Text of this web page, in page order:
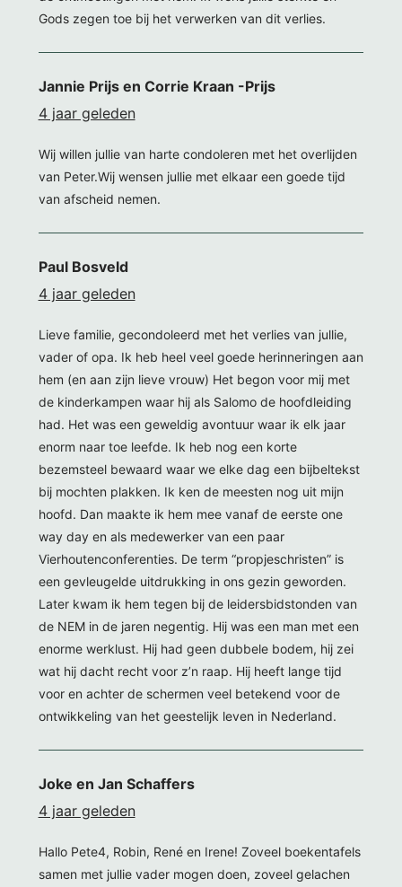
Gods zegen toe bij het verwerken van dit verlies.
Jannie Prijs en Corrie Kraan -Prijs
4 jaar geleden
Wij willen jullie van harte condoleren met het overlijden
van Peter.Wij wensen jullie met elkaar een goede tijd
van afscheid nemen.
Paul Bosveld
4 jaar geleden
Lieve familie, gecondoleerd met het verlies van jullie,
vader of opa. Ik heb heel veel goede herinneringen aan
hem (en aan zijn lieve vrouw) Het begon voor mij met
de kinderkampen waar hij als Salomo de hoofdleiding
had. Het was een geweldig avontuur waar ik elk jaar
enorm naar toe leefde. Ik heb nog een korte
bezemsteel bewaard waar we elke dag een bijbeltekst
bij mochten plakken. Ik ken de meesten nog uit mijn
hoofd. Dan maakte ik hem mee vanaf de eerste one
way day en als medewerker van een paar
Vierhoutenconferenties. De term “propjeschristen” is
een gevleugelde uitdrukking in ons gezin geworden.
Later kwam ik hem tegen bij de leidersbidstonden van
de NEM in de jaren negentig. Hij was een man met een
enorme werklust. Hij had geen dubbele bodem, hij zei
wat hij dacht recht voor z’n raap. Hij heeft lange tijd
voor en achter de schermen veel betekend voor de
ontwikkeling van het geestelijk leven in Nederland.
Joke en Jan Schaffers
4 jaar geleden
Hallo Pete4, Robin, René en Irene! Zoveel boekentafels
samen met jullie vader mogen doen, zoveel gelachen